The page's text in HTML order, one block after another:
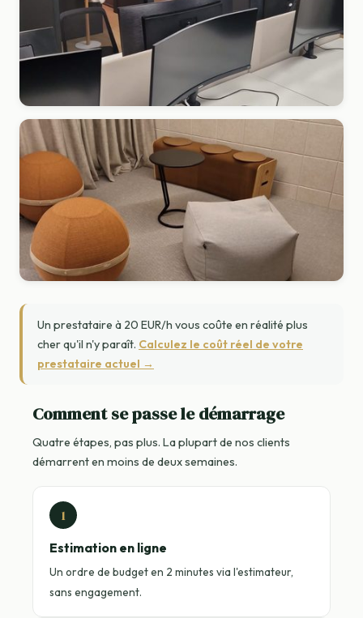
Un prestataire à 20 EUR/h vous coûte en réalité plus
cher qu'il n'y paraît. Calculez le coût réel de votre
prestataire actuel →
Comment se passe le démarrage
Quatre étapes, pas plus. La plupart de nos clients
démarrent en moins de deux semaines.
1
Estimation en ligne
Un ordre de budget en 2 minutes via l'estimateur,
sans engagement.